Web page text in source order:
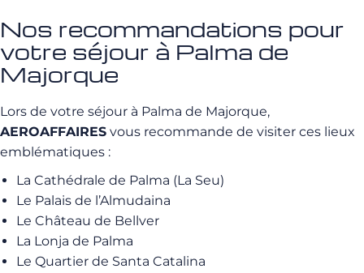
Nos recommandations pour
votre séjour à Palma de
Majorque
Lors de votre séjour à Palma de Majorque,
AEROAFFAIRES vous recommande de visiter ces lieux
emblématiques :
La Cathédrale de Palma (La Seu)
Le Palais de l’Almudaina
Le Château de Bellver
La Lonja de Palma
Le Quartier de Santa Catalina